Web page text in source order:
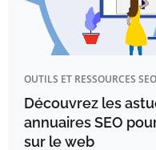
OUTILS ET RESSOURCES SEO
Découvrez les
annuaires SEO
sur le web